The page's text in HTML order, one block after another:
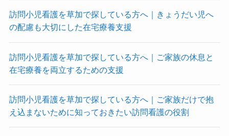
訪問小児看護を草加で探している方へ｜きょうだい児へ
の配慮も大切にした在宅療養支援
訪問小児看護を草加で探している方へ｜ご家族の休息と
在宅療養を両立するための支援
訪問小児看護を草加で探している方へ｜ご家族だけで抱
え込まないために知っておきたい訪問看護の役割